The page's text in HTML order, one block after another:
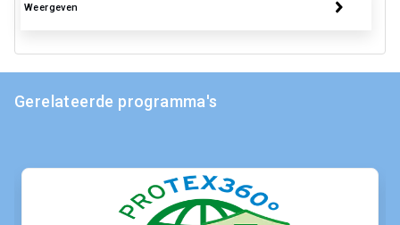
Weergeven
Gerelateerde programma's